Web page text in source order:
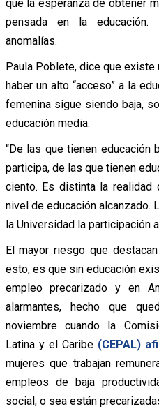
que la esperanza de obtener
pensada en la
anomalías.
Paula Poblete, dice que existe
haber un alto “acceso” a la
femenina sigue siendo baja,
educación media.
“De las que tienen educación
participa, de las que tienen
ciento. Es distinta la realidad
nivel de educación alcanzado.
la Universidad la participación
El mayor riesgo que
esto, es que sin educación
empleo precarizado y en
alarmantes, hecho que
noviembre cuando la
Latina y el Caribe (CEPAL)
mujeres que trabajan
empleos de baja
social, o sea están